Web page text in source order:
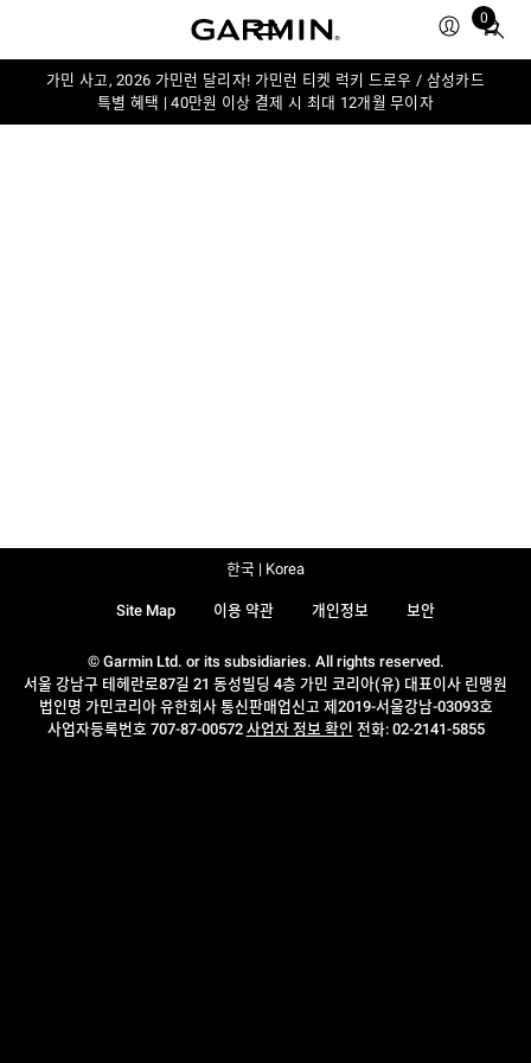
0
Total
in
가민 사고, 2026 가민런 달리자! 가민런 티켓 럭키 드로우 / 삼성카드
특별 혜택 | 40만원 이상 결제 시 최대 12개월 무이자
© Garmin Ltd. or its subsidiaries. All rights reserved.
서울 강남구 테헤란로87길 21 동성빌딩 4층 가민 코리아(유) 대표이사 린맹원
법인명 가민코리아 유한회사 통신판매업신고 제2019-서울강남-03093호
사업자등록번호 707-87-00572 사업자 정보 확인 전화: 02-2141-5855
Site Map 이용 약관 개인정보 보안
한국 | Korea